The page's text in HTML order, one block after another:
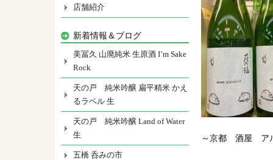
～京都 酒屋 ア
店舗紹介
新着情報＆ブログ
美冨久 山廃純米 生原酒 I’m Sake
Rock
天の戸 純米吟醸 扁平精米 かえ
るラベル 生
天の戸 純米吟醸 Land of Water
生
五橋 呑みの市